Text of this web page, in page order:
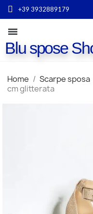
+39 3932889179
Blu spose
Home Scarpe sposa
cm glitterata